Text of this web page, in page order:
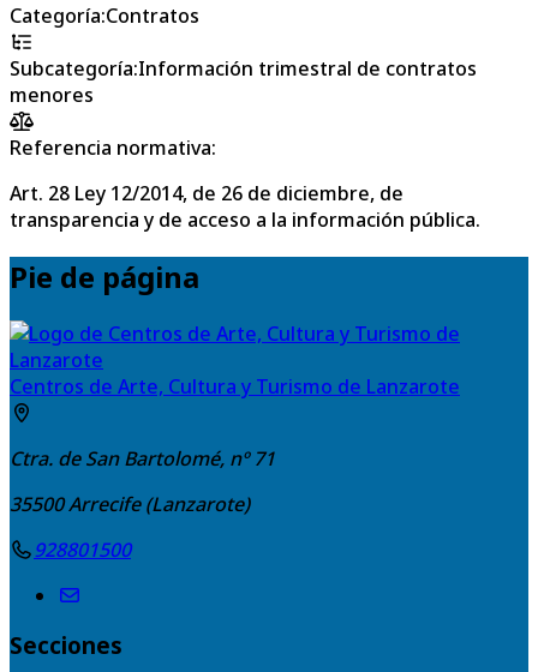
Categoría:Contratos
Subcategoría:Información trimestral de contratos
menores
Referencia normativa:
Art. 28 Ley 12/2014, de 26 de diciembre, de
transparencia y de acceso a la información pública.
Pie de página
Centros de Arte, Cultura y Turismo de Lanzarote
Ctra. de San Bartolomé, nº 71
35500Arrecife (Lanzarote)
928801500
Secciones